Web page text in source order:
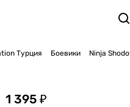
Турция Боевики Ninja
1 395 ₽